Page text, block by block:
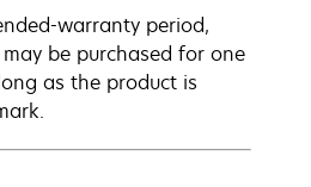
warranty period,
be purchased for one
as the product is